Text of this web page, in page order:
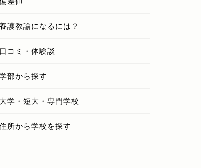
養護教諭になるには？
口コミ・体験談
学部から探す
大学・短大・専門学校
住所から学校を探す